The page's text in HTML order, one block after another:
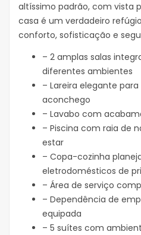
altíssimo padrão, com vista
casa é um verdadeiro
conforto, sofisticação e
– 2 amplas salas
diferentes ambientes
– Lareira elegante
aconchego
– Lavabo com
– Piscina com raia de
estar
– Copa-cozinha
eletrodomésticos de
– Área de serviço
– Dependência de
equipada
– 5 suítes com